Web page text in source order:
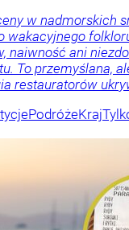
w nadmorskich
wakacyjnego
naiwność ani
To przemyślana,
restauratorów
PodróżeKraj